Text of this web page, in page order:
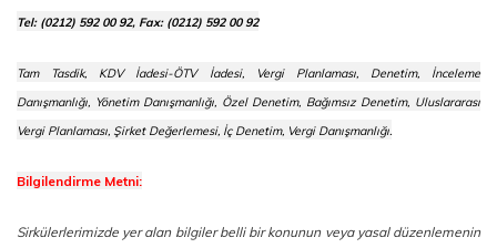
Tel: (0212) 592 00 92, Fax: (0212) 592 00 92
Tam Tasdik, KDV İadesi-ÖTV İadesi, Vergi Planlaması, Denetim, İnceleme
Danışmanlığı, Yönetim Danışmanlığı, Özel Denetim, Bağımsız Denetim, Uluslararası
Vergi Planlaması, Şirket Değerlemesi, İç Denetim, Vergi Danışmanlığı.
Bilgilendirme Metni:
Sirkülerlerimizde yer alan bilgiler belli bir konunun veya yasal düzenlemenin